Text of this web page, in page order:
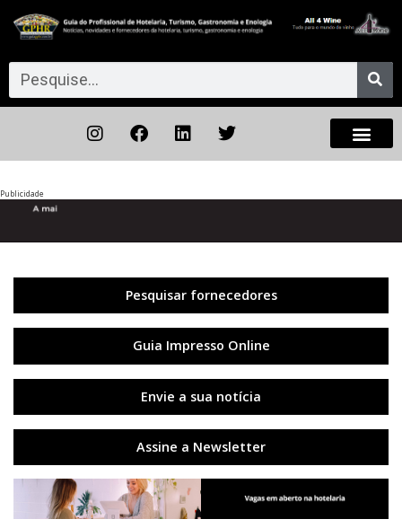
Publicidade
Pesquisar fornecedores
Guia Impresso Online
Envie a sua notícia
Assine a Newsletter